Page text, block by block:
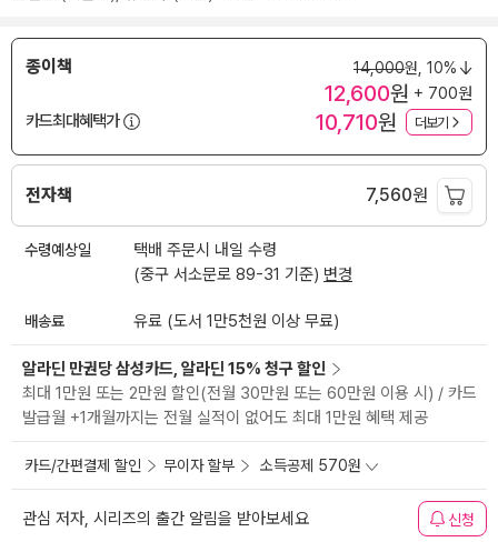
종이책 14,000원, 10%
12,600원 + 700원
카드최대혜택가
10,710원 더보기
전자책 7,560원
수령예상일
택배 주문시 내일 수령
(중구 서소문로 89-31 기준) 변경
배송료 유료 (도서 1만5천원 이상 무료)
알라딘 만권당 삼성카드, 알라딘 15% 청구 할인
최대 1만원 또는 2만원 할인(전월 30만원 또는 60만원 이용 시) / 카드
발급월 +1개월까지는 전월 실적이 없어도 최대 1만원 혜택 제공
카드/간편결제 할인 무이자 할부 소득공제 570원
관심 저자, 시리즈의 출간 알림을 받아보세요 신청